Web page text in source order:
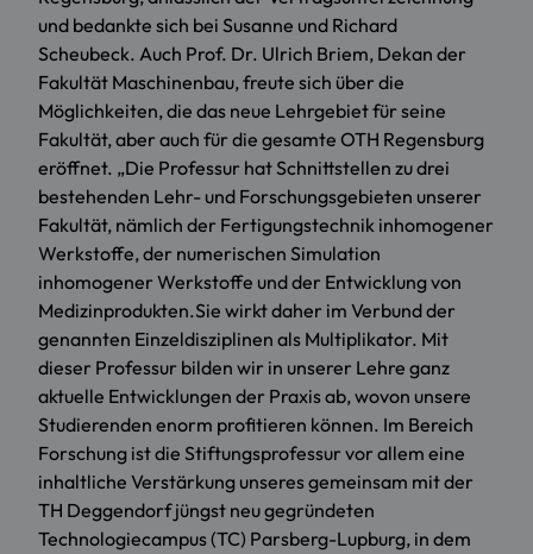
und bedankte sich bei Susanne und Richard
Scheubeck. Auch Prof. Dr. Ulrich Briem, Dekan der
Fakultät Maschinenbau, freute sich über die
Möglichkeiten, die das neue Lehrgebiet für seine
Fakultät, aber auch für die gesamte OTH Regensburg
eröffnet. „Die Professur hat Schnittstellen zu drei
bestehenden Lehr- und Forschungsgebieten unserer
Fakultät, nämlich der Fertigungstechnik inhomogener
Werkstoffe, der numerischen Simulation
inhomogener Werkstoffe und der Entwicklung von
Medizinprodukten.Sie wirkt daher im Verbund der
genannten Einzeldisziplinen als Multiplikator. Mit
dieser Professur bilden wir in unserer Lehre ganz
aktuelle Entwicklungen der Praxis ab, wovon unsere
Studierenden enorm profitieren können. Im Bereich
Forschung ist die Stiftungsprofessur vor allem eine
inhaltliche Verstärkung unseres gemeinsam mit der
TH Deggendorf jüngst neu gegründeten
Technologiecampus (TC) Parsberg-Lupburg, in dem